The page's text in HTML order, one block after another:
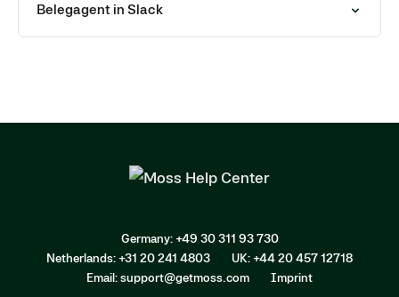
Belegagent in Slack
Germany: +49 30 311 93 730
Netherlands: +31 20 241 4803
UK: +44 20 457 12718
Email: support@getmoss.com
Imprint